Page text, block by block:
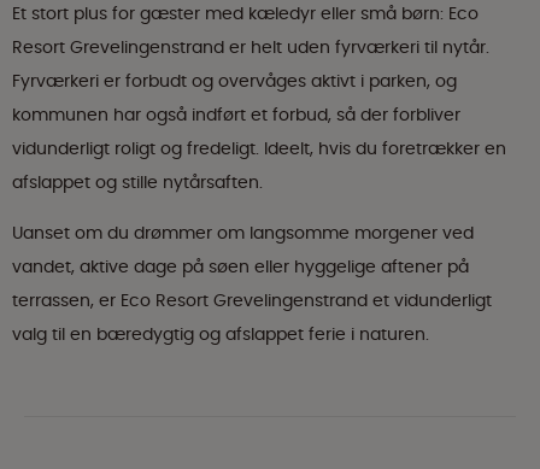
Et stort plus for gæster med kæledyr eller små børn: Eco
Resort Grevelingenstrand er helt uden fyrværkeri til nytår.
Fyrværkeri er forbudt og overvåges aktivt i parken, og
kommunen har også indført et forbud, så der forbliver
vidunderligt roligt og fredeligt. Ideelt, hvis du foretrækker en
afslappet og stille nytårsaften.
Uanset om du drømmer om langsomme morgener ved
vandet, aktive dage på søen eller hyggelige aftener på
terrassen, er Eco Resort Grevelingenstrand et vidunderligt
valg til en bæredygtig og afslappet ferie i naturen.